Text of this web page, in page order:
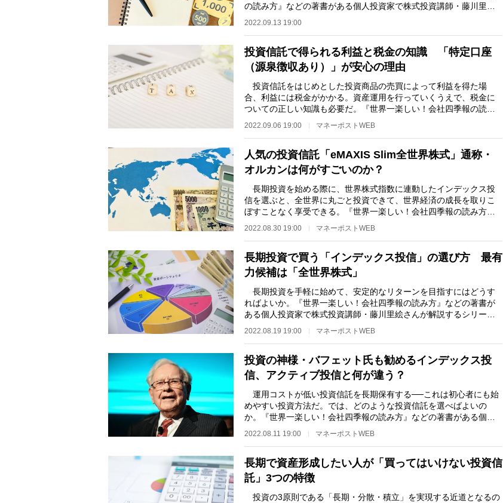
の読み方』などの著書がある個人投資家で株式投資講師・藤川里絵
2022.09.13 19:00
投資信託で得られる利益と税金の知識 「特定口座
（源泉徴収あり）」が安心の理由
投資信託をはじめとした投資商品の売買によって利益を得た場
合、利益には税金がかかる。資産運用を行っていくうえで、税金に
ついての正しい知識も必要だ。『世界一楽しい！会社四季報の読み
2022.09.06 19:00 マネーポストWEB
人気の投資信託「eMAXIS Slim全世界株式」通称・
オルカンは何がすごいのか？
長期投資を始める際に、世界株式指数に連動したインデックス投
信を選ぶと、全世界に丸ごと投資できて、世界経済の成長を取りこ
ぼすことなく享受できる。『世界一楽しい！会社四季報の読み方』
2022.08.30 19:00 マネーポストWEB
長期投資で買う「インデックス投信」の選び方 最有
力候補は「全世界株式」
長期投資を手軽に始めて、安定的なリターンを目指すにはどうす
ればよいか。『世界一楽しい！会社四季報の読み方』などの著書が
ある個人投資家で株式投資講師・藤川里絵さんが解説するシリーズ
2022.08.19 19:00 マネーポストWEB
投資の神様・バフェット氏も勧めるインデックス投
信、アクティブ投信と何が違う？
運用コストが低い投資信託を長期保有する──これは初心者にも始
めやすい投資方法だ。では、どのような投資信託を選べばよいの
か。『世界一楽しい！会社四季報の読み方』などの著書がある個人
2022.08.11 19:00 マネーポストWEB
長期で資産形成したい人が「買ってはいけない投資信
託」3つの特徴
投資の3原則である「長期・分散・積立」を実現する近道となるの